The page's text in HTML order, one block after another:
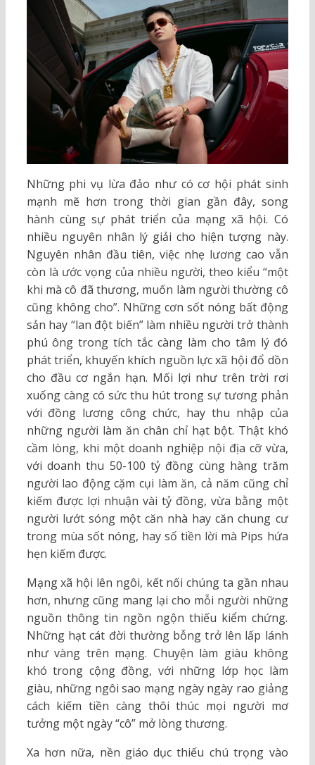
Những phi vụ lừa đảo như có cơ hội phát sinh
mạnh mẽ hơn trong thời gian gần đây, song
hành cùng sự phát triển của mạng xã hội. Có
nhiều nguyên nhân lý giải cho hiện tượng này.
Nguyên nhân đầu tiên, việc nhẹ lương cao vẫn
còn là ước vọng của nhiều người, theo kiểu “một
khi mà cô đã thương, muốn làm người thường cô
cũng không cho”. Những cơn sốt nóng bất động
sản hay “lan đột biến” làm nhiều người trở thành
phú ông trong tích tắc càng làm cho tâm lý đó
phát triển, khuyến khích nguồn lực xã hội đổ dồn
cho đầu cơ ngắn hạn. Mối lợi như trên trời rơi
xuống càng có sức thu hút trong sự tương phản
với đồng lương công chức, hay thu nhập của
những người làm ăn chân chỉ hạt bột. Thật khó
cầm lòng, khi một doanh nghiệp nội địa cỡ vừa,
với doanh thu 50-100 tỷ đồng cùng hàng trăm
người lao động cặm cụi làm ăn, cả năm cũng chỉ
kiếm được lợi nhuận vài tỷ đồng, vừa bằng một
người lướt sóng một căn nhà hay căn chung cư
trong mùa sốt nóng, hay số tiền lời mà Pips hứa
hẹn kiếm được.
Mạng xã hội lên ngôi, kết nối chúng ta gần nhau
hơn, nhưng cũng mang lại cho mỗi người những
nguồn thông tin ngồn ngộn thiếu kiểm chứng.
Những hạt cát đời thường bỗng trở lên lấp lánh
như vàng trên mạng. Chuyện làm giàu không
khó trong cộng đồng, với những lớp học làm
giàu, những ngôi sao mạng ngày ngày rao giảng
cách kiếm tiền càng thôi thúc mọi người mơ
tưởng một ngày “cô” mở lòng thương.
Xa hơn nữa, nền giáo dục thiếu chú trọng vào